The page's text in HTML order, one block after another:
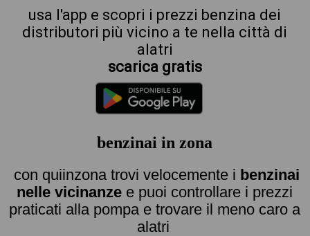
usa l'app e scopri i prezzi benzina dei
distributori più vicino a te nella città di
alatri
scarica gratis
benzinai in zona
con quiinzona trovi velocemente i benzinai
nelle vicinanze e puoi controllare i prezzi
praticati alla pompa e trovare il meno caro a
alatri